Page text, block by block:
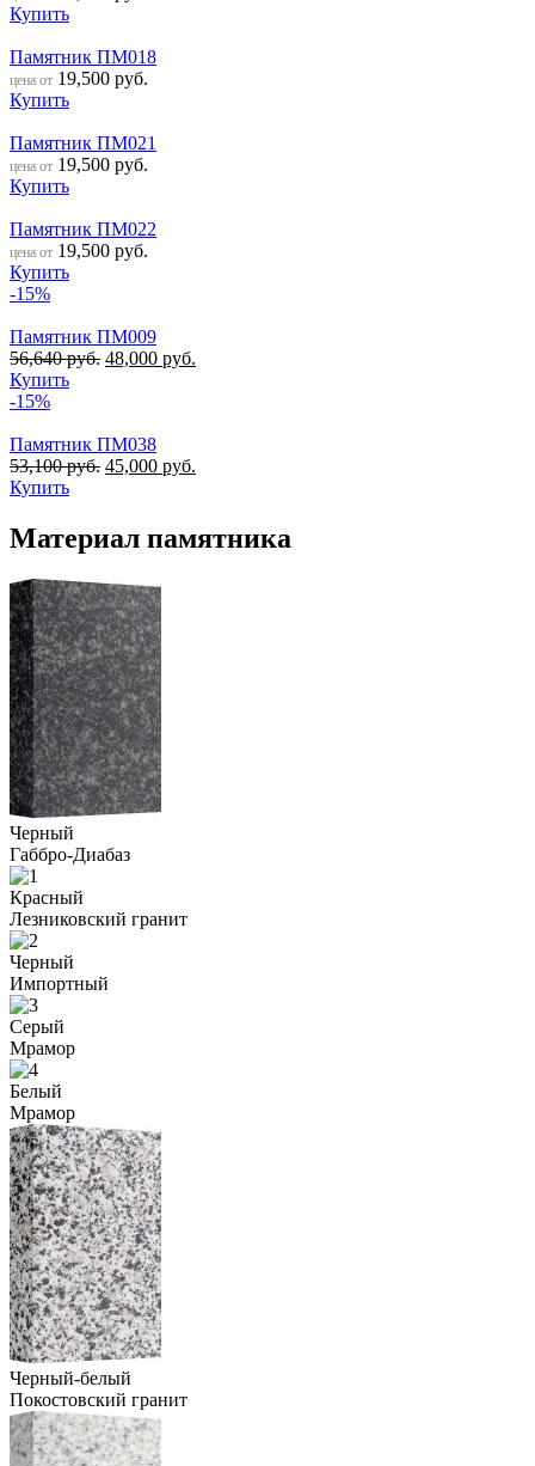
Купить
Памятник ПМ018
цена от 19,500 руб.
Купить
Памятник ПМ021
цена от 19,500 руб.
Купить
Памятник ПМ022
цена от 19,500 руб.
Купить
-15%
Памятник ПМ009
56,640руб. 48,000 руб.
Купить
-15%
Памятник ПМ038
53,100руб. 45,000 руб.
Купить
Материал памятника
Черный
Габбро-Диабаз
Красный
Лезниковский гранит
Черный
Импортный
Серый
Мрамор
Белый
Мрамор
Черный-белый
Покостовский гранит